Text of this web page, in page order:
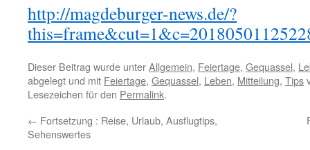
http://magdeburger-news.de/?
Dieser Beitrag wurde unterAllgemein, Feiertage, Gequassel,
abgelegt und mit Feiertage, Gequassel, Leben, Mitteilung, Tips
Lesezeichen für den Permalink.
← Fortsetzung : Reise, Urlaub, Ausflugtips,
Sehenswertes